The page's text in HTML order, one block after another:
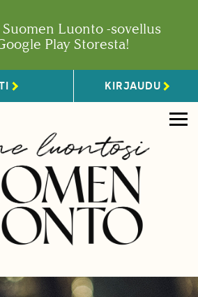
Suomen Luonto -sovellus
Play Storesta!
KIRJAUDU